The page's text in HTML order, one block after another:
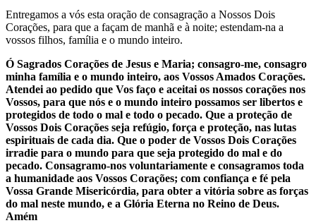
Entregamos a vós esta oração de consagração a Nossos Dois
Corações, para que a façam de manhã e à noite; estendam-na a
vossos filhos, família e o mundo inteiro.
Ó Sagrados Corações de Jesus e Maria; consagro-me, consagro
minha família e o mundo inteiro, aos Vossos Amados Corações.
Atendei ao pedido que Vos faço e aceitai os nossos corações nos
Vossos, para que nós e o mundo inteiro possamos ser libertos e
protegidos de todo o mal e todo o pecado. Que a proteção de
Vossos Dois Corações seja refúgio, força e proteção, nas lutas
espirituais de cada dia. Que o poder de Vossos Dois Corações
irradie para o mundo para que seja protegido do mal e do
pecado. Consagramo-nos voluntariamente e consagramos toda
a humanidade aos Vossos Corações; com confiança e fé pela
Vossa Grande Misericórdia, para obter a vitória sobre as forças
do mal neste mundo, e a Glória Eterna no Reino de Deus.
Amém